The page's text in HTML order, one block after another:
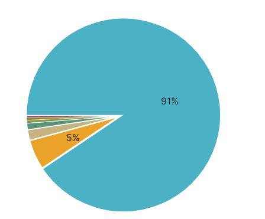
91%
5%